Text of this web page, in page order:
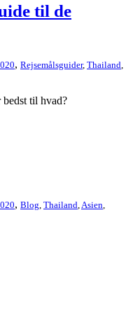
til de
, Rejsemålsguider, Thailand
til hvad?
, Blog Thailand Asien